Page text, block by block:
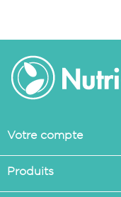
Votre compte
Produits